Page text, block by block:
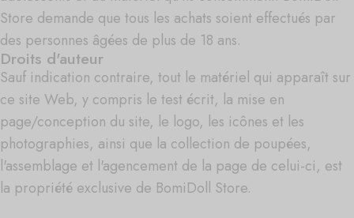
Store demande que tous les achats soient effectués par
des personnes âgées de plus de 18 ans.
Droits d'auteur
Sauf indication contraire, tout le matériel qui apparaît sur
ce site Web, y compris le test écrit, la mise en
page/conception du site, le logo, les icônes et les
photographies, ainsi que la collection de poupées,
l'assemblage et l'agencement de la page de celui-ci, est
la propriété exclusive de BomiDoll Store.